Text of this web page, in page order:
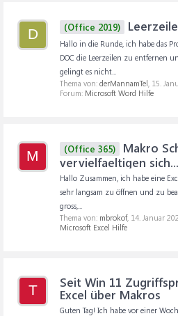
D (Office 2019)
Hallo in die Runde, ich habe das
DOC die Leerzeilen zu entfernen
gelingt es nicht...
Thema von: derMannamTel, 15.
Forum: Microsoft Word Hilfe
M (Office 365)
Makro
vervielfaeltigen
Hallo Zusammen, ich habe eine
sehr langsam zu öffnen und zu
gross,...
Thema von: mbrokof, 14. Januar
Microsoft Excel Hilfe
T
Seit Win 11
Excel über Makros
Guten Tag! Ich habe vor einer